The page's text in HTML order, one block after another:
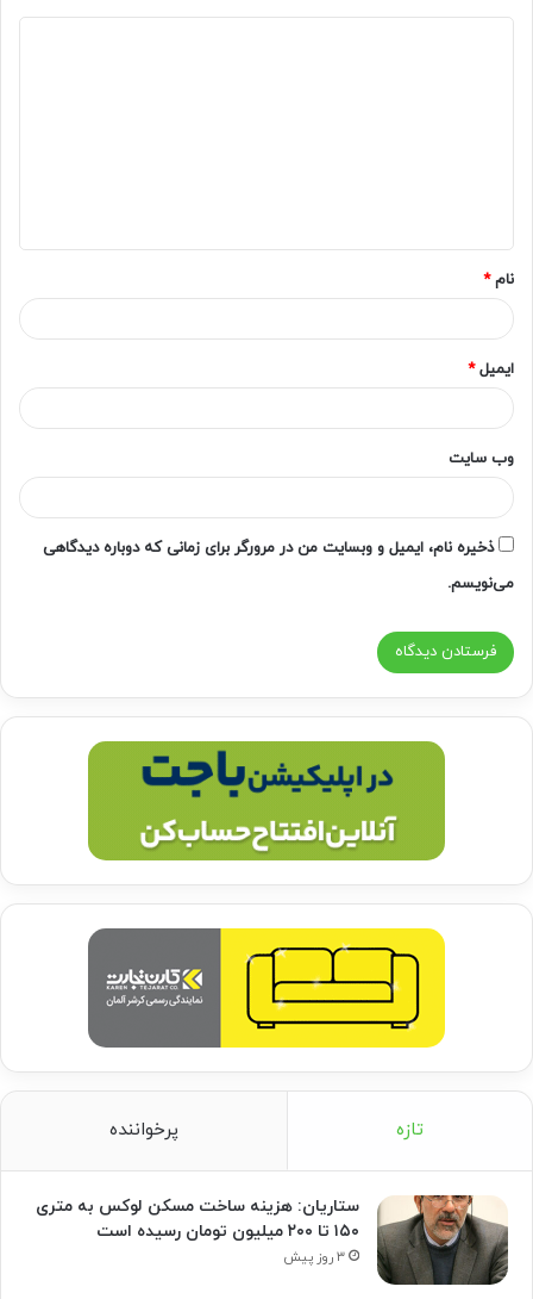
*
نام*
ایمیل*
وب‌ سایت
ذخیره نام، ایمیل و وبسایت من در مرورگر برای زمانی که دوباره دیدگاهی
می‌نویسم.
تازه پرخواننده
ستاریان: هزینه ساخت مسکن لوکس به متری
۱۵۰ تا ۲۰۰ میلیون تومان رسیده است
۳ روز پیش